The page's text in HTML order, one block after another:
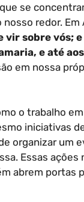
se
redor. Em
sobre vós;
e até
em nossa
o trabalho
iniciativas
organizar um
Essas ações
abrem portas